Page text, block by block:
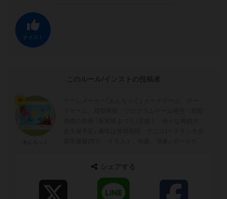
ナイス！
このルール/インストの投稿者
シェアする